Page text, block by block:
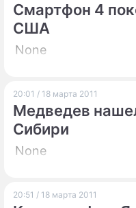
Смартфон 4
США
None
20:01 / 18 марта 2011
Медведев
Сибири
None
20:51 / 18 марта 2011